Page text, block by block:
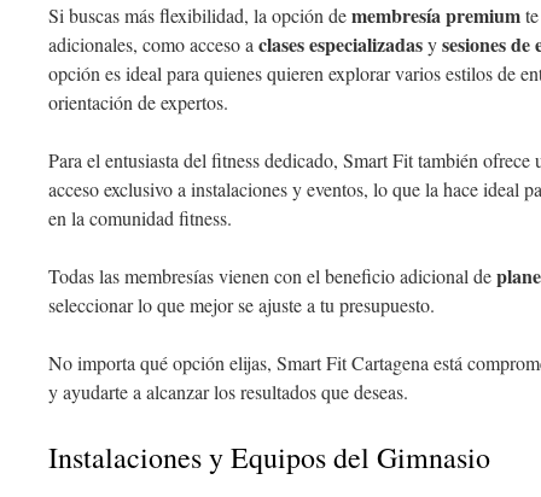
Si buscas más flexibilidad, la opción demembresía premium
adicionales, como acceso a clases especializadasysesiones
opción es ideal para quienes quieren explorar varios estilos de
orientación de expertos.
Para el entusiasta del fitness dedicado, Smart Fit también ofrece
acceso exclusivo a instalaciones y eventos, lo que la hace ideal
en la comunidad fitness.
Todas las membresías vienen con el beneficio adicional de
seleccionar lo que mejor se ajuste a tu presupuesto.
No importa qué opción elijas, Smart Fit Cartagena está
y ayudarte a alcanzar los resultados que deseas.
Instalaciones y Equipos del Gimnasio